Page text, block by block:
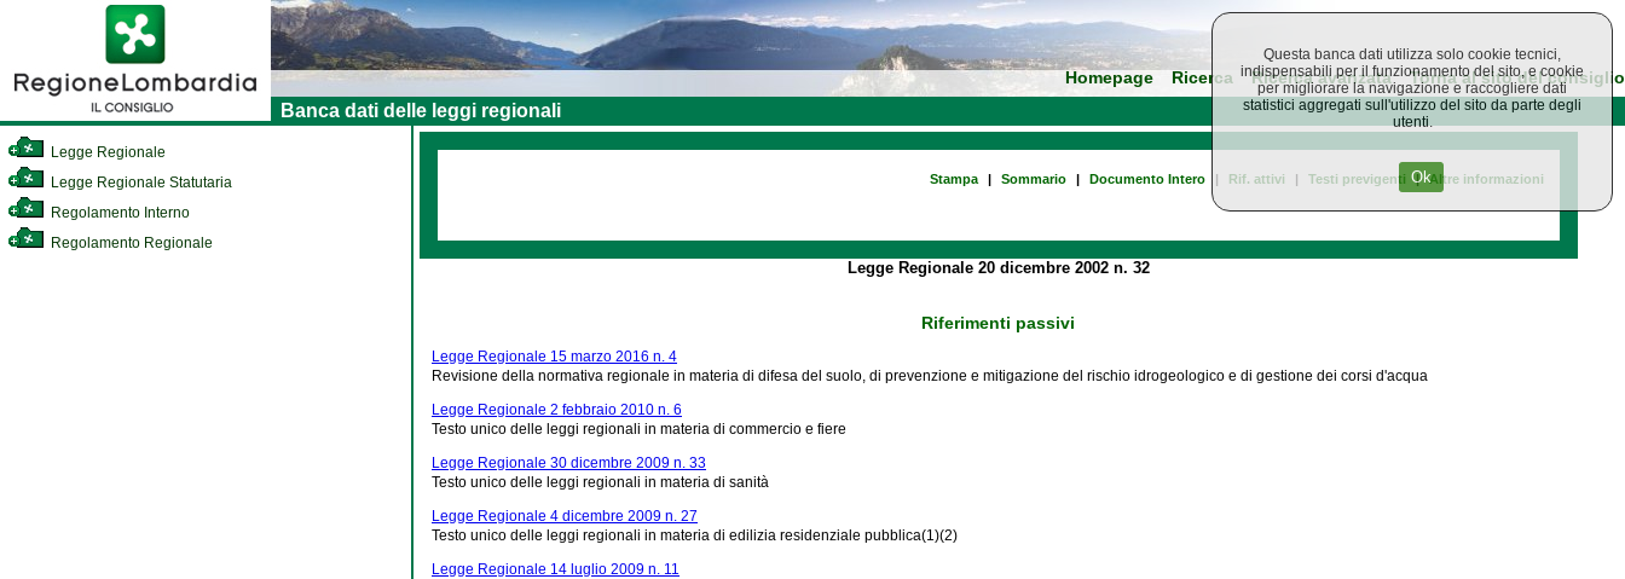
Homepage Ricerca Ricerca avanzata Torna al sito del consiglio
Banca dati delle leggi regionali
Legge Regionale
Legge Regionale Statutaria
Regolamento Interno
Regolamento Regionale
Stampa | Sommario | Documento Intero | Rif. attivi | Testi previgenti | Altre informazioni
Legge Regionale 20 dicembre 2002 n. 32
Riferimenti passivi
Legge Regionale 15 marzo 2016 n. 4
Revisione della normativa regionale in materia di difesa del suolo, di prevenzione e mitigazione del rischio idrogeologico e di gestione dei corsi d'acqua
Legge Regionale 2 febbraio 2010 n. 6
Testo unico delle leggi regionali in materia di commercio e fiere
Legge Regionale 30 dicembre 2009 n. 33
Testo unico delle leggi regionali in materia di sanità
Legge Regionale 4 dicembre 2009 n. 27
Testo unico delle leggi regionali in materia di edilizia residenziale pubblica(1)(2)
Legge Regionale 14 luglio 2009 n. 11
Questa banca dati utilizza solo cookie tecnici,
indispensabili per il funzionamento del sito, e cookie
per migliorare la navigazione e raccogliere dati
statistici aggregati sull'utilizzo del sito da parte degli
utenti.
Ok